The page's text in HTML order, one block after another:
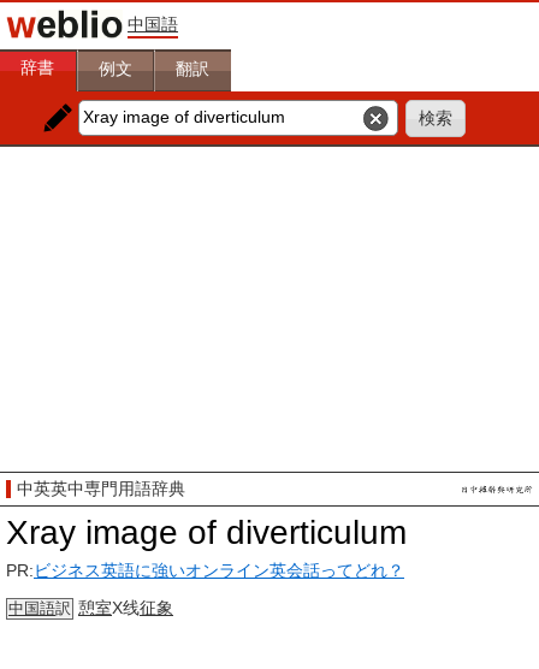
中国語
辞書 例文 翻訳
中英英中専門用語辞典
Xray image of diverticulum
PR:ビジネス英語に強いオンライン英会話ってどれ？
中国語訳 憩室X线征象